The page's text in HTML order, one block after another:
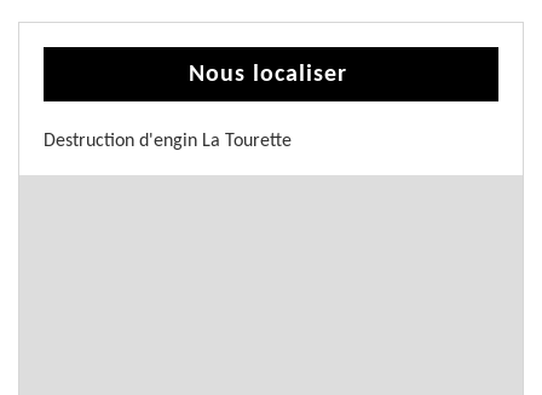
Nous localiser
Destruction d'engin La Tourette